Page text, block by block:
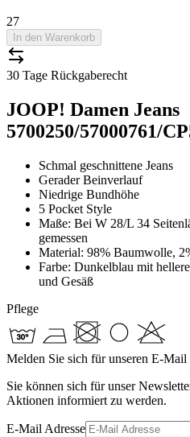
27
In den Warenkorb
30 Tage Rückgaberecht
JOOP! Damen Jeans
5700250/57000761/
Schmal geschnittene Jeans
Gerader Beinverlauf
Niedrige Bundhöhe
5 Pocket Style
Maße: Bei W 28/L 34
gemessen
Material: 98% Baumwolle,
Farbe: Dunkelblau mit
und Gesäß
Pflege
Melden Sie sich für unseren E-Mail
Sie können sich für unser
Aktionen informiert zu werden.
E-Mail Adresse